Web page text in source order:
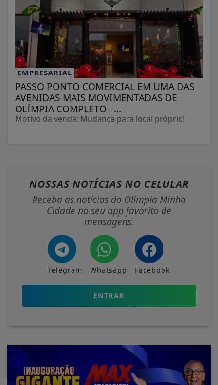
EMPRESARIAL
PASSO PONTO COMERCIAL EM UMA DAS
AVENIDAS MAIS MOVIMENTADAS DE
OLÍMPIA COMPLETO –...
Motivo da venda: Mudança para local próprio!
NOSSAS NOTÍCIAS NO CELULAR
Receba as notícias do Olímpia Minha
Cidade no seu app favorito de
mensagens.
Telegram Whatsapp Facebook
ENTRAR